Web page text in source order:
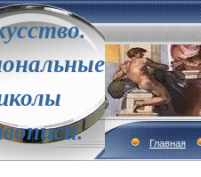
Главная